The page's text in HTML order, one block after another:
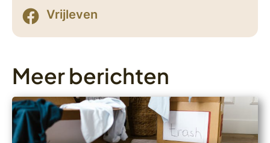
Vrijleven
Meer berichten